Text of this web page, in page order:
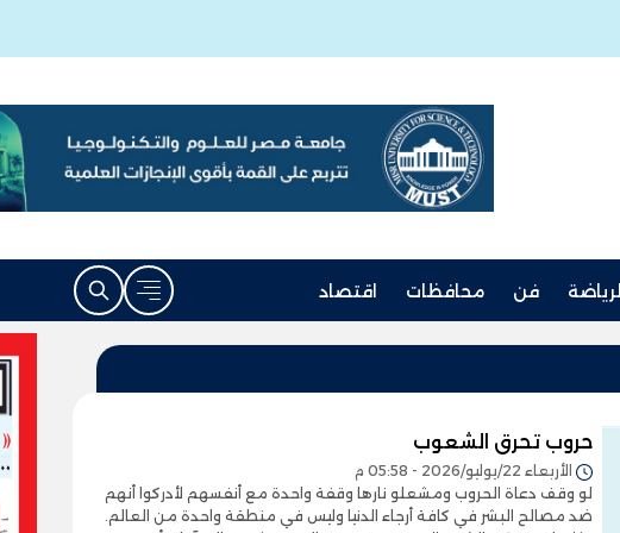
الرياضة فن محافظات اقتصاد
حروب تحرق الشعوب
الأربعاء 22/يوليو/2026 - 05:58 م
لو وقف دعاة الحروب ومشعلو نارها وقفة واحدة مع أنفسهم لأدركوا أنهم
ضد مصالح البشر في كافة أرجاء الدنيا وليس في منطقة واحدة من العالم.